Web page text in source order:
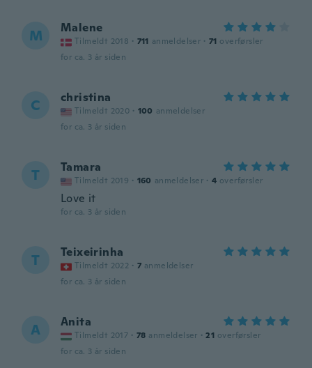
M Malene
Tilmeldt 2018 · 711 anmeldelser · 71 overførsler
for ca. 3 år siden
C christina
Tilmeldt 2020 · 100 anmeldelser
for ca. 3 år siden
T Tamara
Tilmeldt 2019 · 160 anmeldelser · 4 overførsler
Love it
for ca. 3 år siden
T Teixeirinha
Tilmeldt 2022 · 7 anmeldelser
for ca. 3 år siden
A Anita
Tilmeldt 2017 · 78 anmeldelser · 21 overførsler
for ca. 3 år siden